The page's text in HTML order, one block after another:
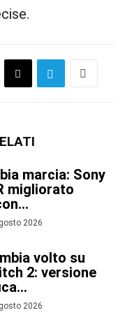
marcia: Sony
migliorato
2026
volto su
2: versione
2026